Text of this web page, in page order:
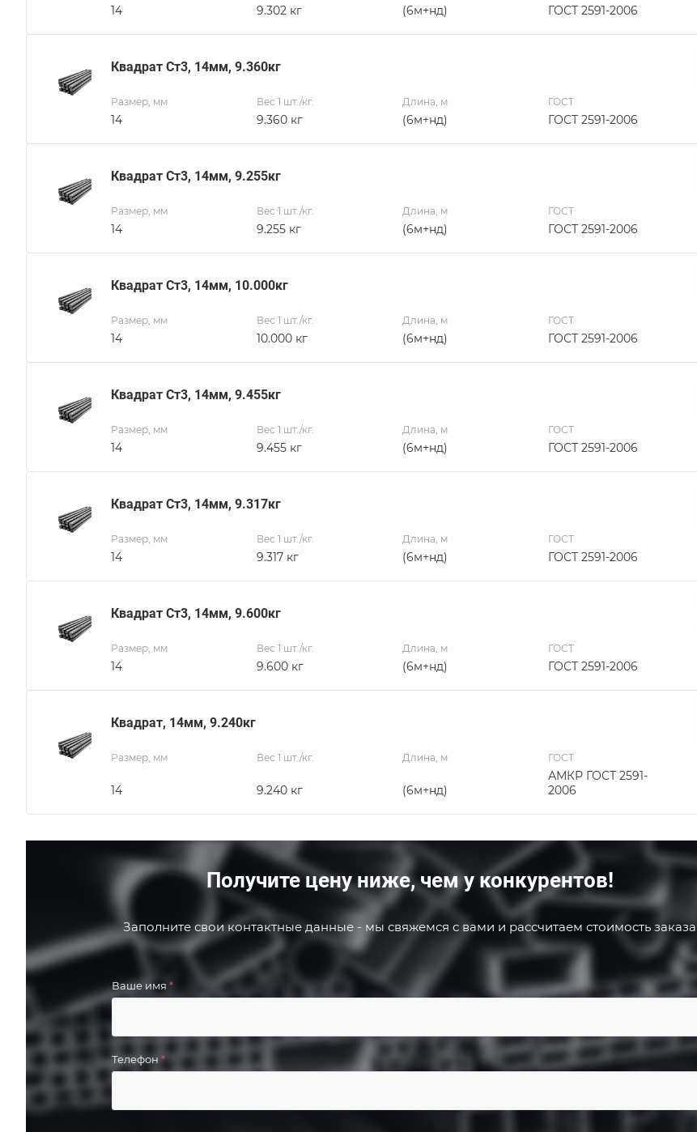
14 9.302 кг (6м+нд) ГОСТ 2591-2006
Квадрат Ст3, 14мм, 9.360кг
Размер, мм
14
Вес 1 шт./кг.
9.360 кг
Длина, м
(6м+нд)
ГОСТ
ГОСТ 2591-2006
Квадрат Ст3, 14мм, 9.255кг
Размер, мм
14
Вес 1 шт./кг.
9.255 кг
Длина, м
(6м+нд)
ГОСТ
ГОСТ 2591-2006
Квадрат Ст3, 14мм, 10.000кг
Размер, мм
14
Вес 1 шт./кг.
10.000 кг
Длина, м
(6м+нд)
ГОСТ
ГОСТ 2591-2006
Квадрат Ст3, 14мм, 9.455кг
Размер, мм
14
Вес 1 шт./кг.
9.455 кг
Длина, м
(6м+нд)
ГОСТ
ГОСТ 2591-2006
Квадрат Ст3, 14мм, 9.317кг
Размер, мм
14
Вес 1 шт./кг.
9.317 кг
Длина, м
(6м+нд)
ГОСТ
ГОСТ 2591-2006
Квадрат Ст3, 14мм, 9.600кг
Размер, мм
14
Вес 1 шт./кг.
9.600 кг
Длина, м
(6м+нд)
ГОСТ
ГОСТ 2591-2006
Квадрат, 14мм, 9.240кг
Размер, мм
14
Вес 1 шт./кг.
9.240 кг
Длина, м
(6м+нд)
ГОСТ
АМКР ГОСТ 2591-
2006
Получите цену ниже, чем у конкурентов!
Заполните свои контактные данные - мы свяжемся с вами и рассчитаем стоимость заказа
Ваше имя *
Телефон *